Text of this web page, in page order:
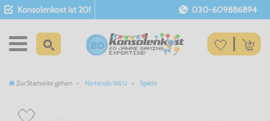
Konsolenkost ist 20! 030-609886894
Zur Startseite gehen Nintendo Wii U Spiele